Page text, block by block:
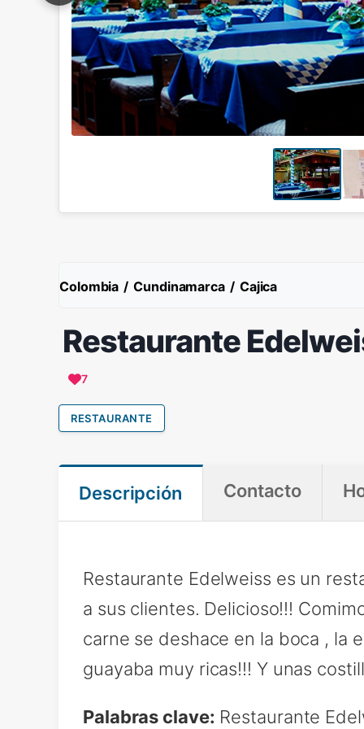
Colombia / Cundinamarca / Cajica
Restaurante
7
RESTAURANTE
Descripción Contacto
Restaurante Edelweiss es un
a sus clientes. Delicioso!!!
carne se deshace en la boca , la
guayaba muy ricas!!! Y unas
Palabras clave: Restaurante